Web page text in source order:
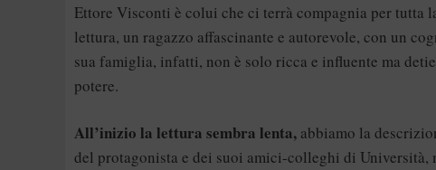
Ettore Visconti è colui che ci terrà compagnia per tutta
lettura, un ragazzo affascinante e autorevole, con un
sua famiglia, infatti, non è solo ricca e influente ma
potere.
All’inizio la lettura sembra lenta, abbiamo la
del protagonista e dei suoi amici-colleghi di Università,